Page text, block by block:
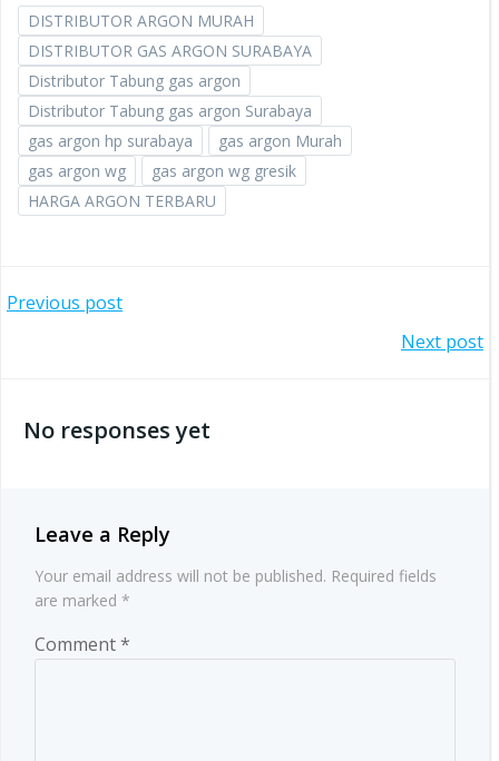
DISTRIBUTOR ARGON MURAH
DISTRIBUTOR GAS ARGON SURABAYA
Distributor Tabung gas argon
Distributor Tabung gas argon Surabaya
gas argon hp surabaya
gas argon Murah
gas argon wg
gas argon wg gresik
HARGA ARGON TERBARU
Post
Previous post
navigation
Next post
No responses yet
Leave a Reply
Your email address will not be published. Required fields
are marked *
Comment*